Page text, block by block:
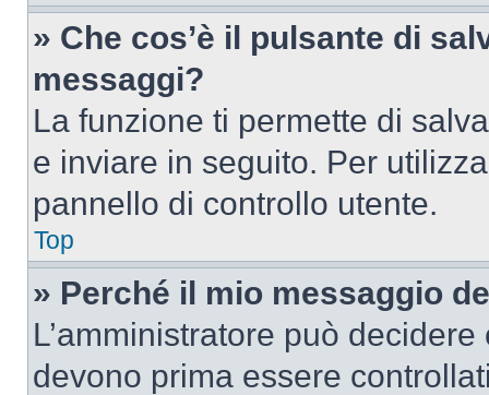
» Che cos’è il pulsante di
messaggi?
La funzione ti permette di
e inviare in seguito. Per
pannello di controllo utente.
Top
» Perché il mio messaggio
L’amministratore può
devono prima essere